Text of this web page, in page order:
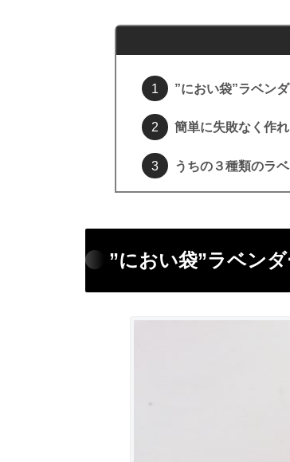
”におい袋”ラベン
簡単に失敗なく作
うちの３種類のラ
”におい袋”ラベン